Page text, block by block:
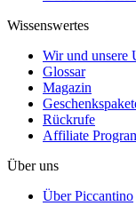
Wissenswertes
Wir und unsere
Glossar
Magazin
Rückrufe
Affiliate
Über uns
Über Piccantino